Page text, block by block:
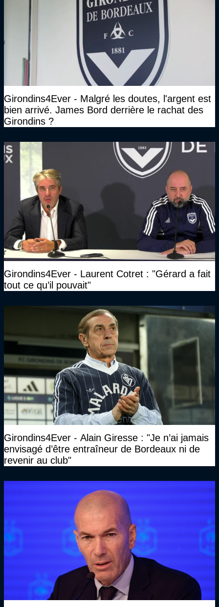
Girondins4Ever - Malgré les doutes, l'argent est
bien arrivé. James Bord derrière le rachat des
Girondins ?
Girondins4Ever - Laurent Cotret : "Gérard a fait
tout ce qu’il pouvait"
Girondins4Ever - Alain Giresse : "Je n’ai jamais
envisagé d’être entraîneur de Bordeaux ni de
revenir au club"